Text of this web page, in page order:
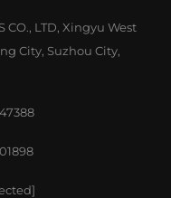
CO., LTD, Xingyu West
City, Suzhou City,